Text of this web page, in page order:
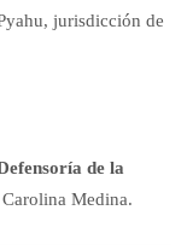
jurisdicción de
de la
Medina.